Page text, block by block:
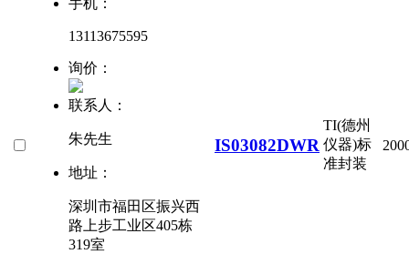
手机：
13113675595
询价：
联系人：
朱先生
地址：
深圳市福田区振兴西
路上步工业区405栋
319室
IS03082DWR
TI(德州
仪器)标
准封装